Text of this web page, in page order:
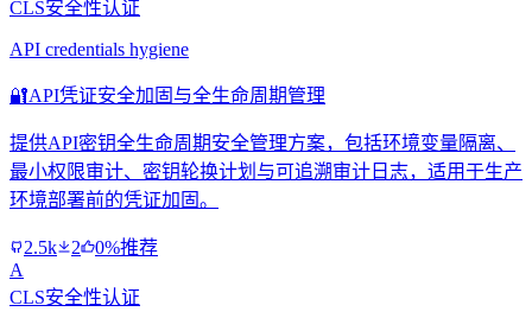
CLS安全性认证
API credentials hygiene
🔐API凭证安全加固与全生命周期管理
提供API密钥全生命周期安全管理方案，包括环境变量隔离、
最小权限审计、密钥轮换计划与可追溯审计日志，适用于生产
环境部署前的凭证加固。
2.5k 2
0%推荐
A
CLS安全性认证